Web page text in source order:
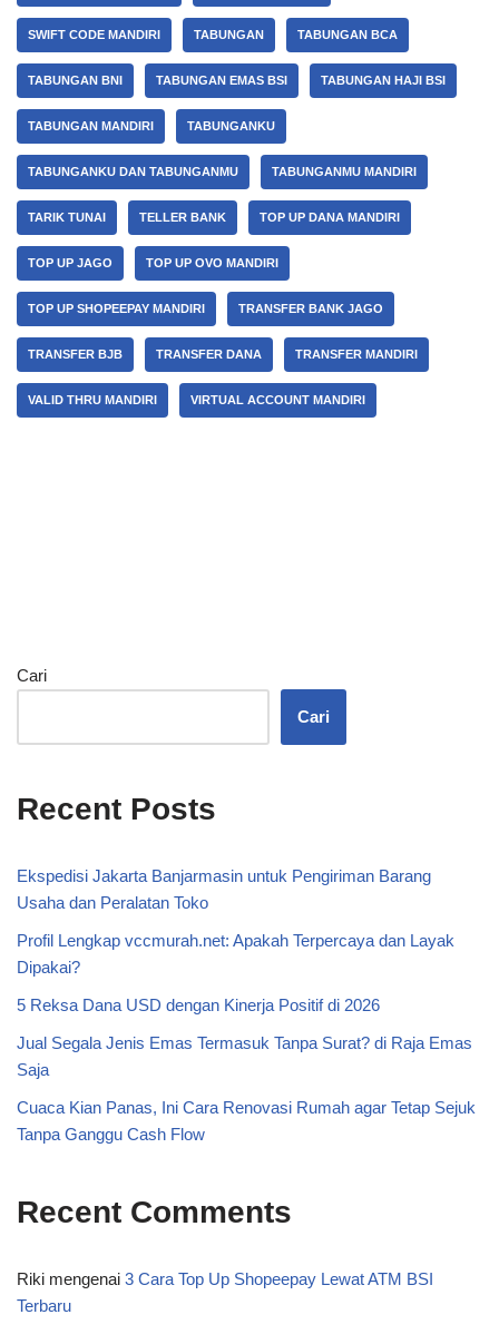
SWIFT CODE MANDIRI TABUNGAN TABUNGAN BCA
TABUNGAN BNI TABUNGAN EMAS BSI TABUNGAN HAJI BSI
TABUNGAN MANDIRI TABUNGANKU
TABUNGANKU DAN TABUNGANMU TABUNGANMU MANDIRI
TARIK TUNAI TELLER BANK TOP UP DANA MANDIRI
TOP UP JAGO TOP UP OVO MANDIRI
TOP UP SHOPEEPAY MANDIRI TRANSFER BANK JAGO
TRANSFER BJB TRANSFER DANA TRANSFER MANDIRI
VALID THRU MANDIRI VIRTUAL ACCOUNT MANDIRI
Cari
Cari
Recent Posts
Ekspedisi Jakarta Banjarmasin untuk Pengiriman Barang
Usaha dan Peralatan Toko
Profil Lengkap vccmurah.net: Apakah Terpercaya dan Layak
Dipakai?
5 Reksa Dana USD dengan Kinerja Positif di 2026
Jual Segala Jenis Emas Termasuk Tanpa Surat? di Raja Emas
Saja
Cuaca Kian Panas, Ini Cara Renovasi Rumah agar Tetap Sejuk
Tanpa Ganggu Cash Flow
Recent Comments
Riki mengenai 3 Cara Top Up Shopeepay Lewat ATM BSI
Terbaru